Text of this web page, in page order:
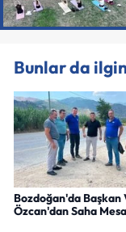
Bunlar da
Bozdoğan'da Başkan
Özcan'dan Saha